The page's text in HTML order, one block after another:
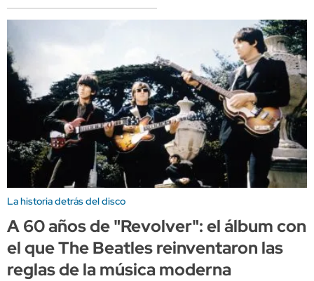
La historia detrás del disco
A 60 años de "Revolver": el álbum con
el que The Beatles reinventaron las
reglas de la música moderna